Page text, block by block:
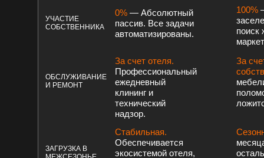
УЧАСТИЕ
СОБСТВЕННИКА
ОБСЛУЖИВАНИЕ
И РЕМОНТ
ЗАГРУЗКА В
0% — Абсолютный
пассив. Все задачи
автоматизированы.
100%
поиск
За
За счет отеля.
Профессиональный
ежедневный
клининг и
технический
надзор.
Стабильная.
Обеспечивается
экосистемой отеля,
PDF-отчет для инвесторов.
Внутри вы найдете ответы на
все ключевые вопросы
ВСЕ ЭТИ ФАКТОРЫ, ФИНАНСОВАЯ
МОДЕЛЬ